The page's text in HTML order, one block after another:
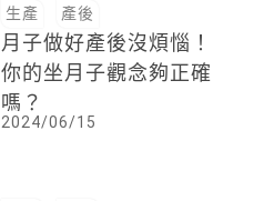
生產 產後
月子做好產後沒煩惱！
你的坐月子觀念夠正確
嗎？
2024/06/15